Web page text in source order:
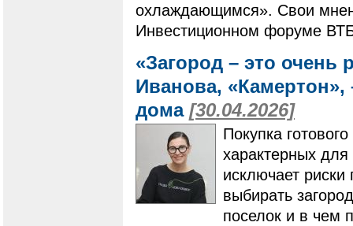
охлаждающимся». Свои
Инвестиционном форуме
«Загород – это
Иванова, «Камертон»,
дома [30.04.2026]
Покупка
характерных
исключает
выбирать
поселок и в чем